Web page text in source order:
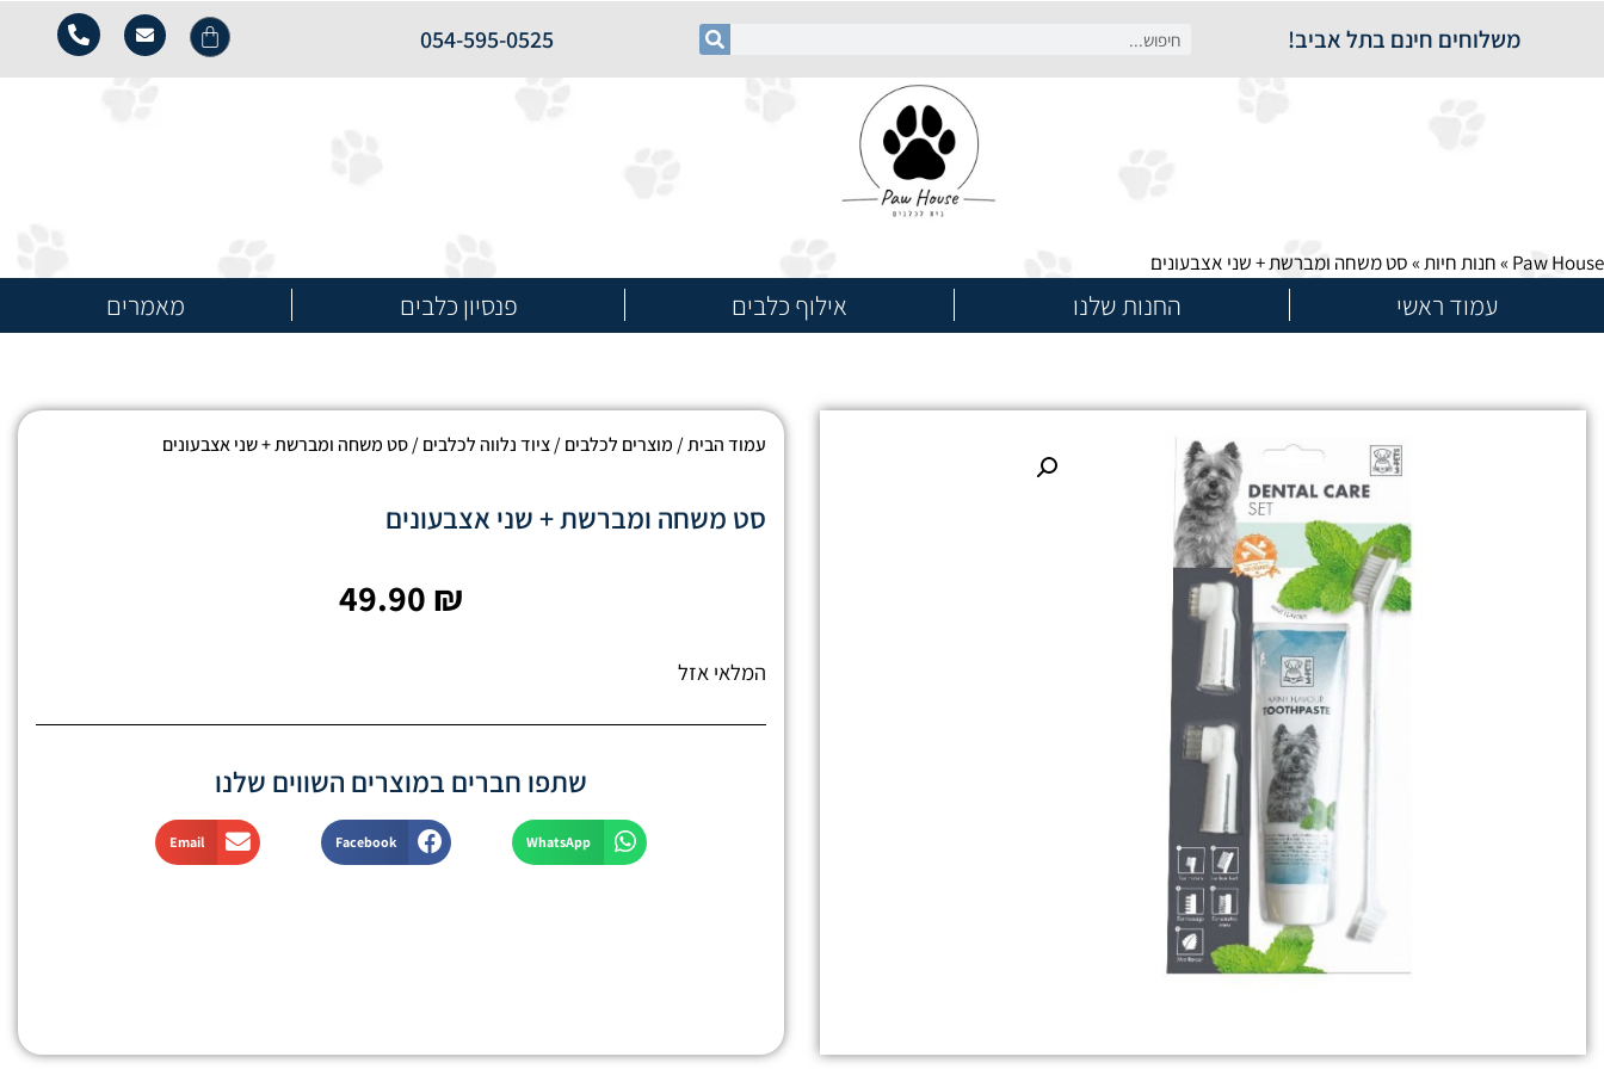
משלוחים חינם בתל אביב! 054-595-0525
Paw House
»חנות חיות»סט משחה ומברשת + שני אצבעונים
עמוד ראשי החנות שלנו אילוף כלבים פנסיון כלבים מאמרים
עמוד הבית/ מוצרים לכלבים/ציוד נלווה לכלבים/ סט משחה ומברשת + שני אצבעונים
סט משחה ומברשת + שני אצבעונים
49.90 ₪
המלאי אזל
שתפו חברים במוצרים השווים שלנו
WhatsApp
Facebook
Email